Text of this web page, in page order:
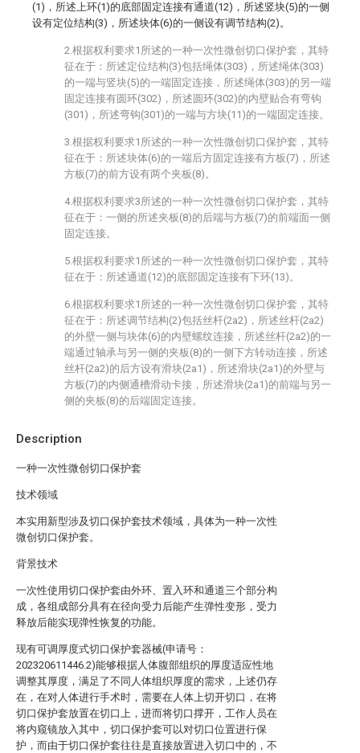
Description
一种一次性微创切口保护套
技术领域
本实用新型涉及切口保护套技术领域，具体为一种一次性
微创切口保护套。
背景技术
一次性使用切口保护套由外环、置入环和通道三个部分构
成，各组成部分具有在径向受力后能产生弹性变形，受力
释放后能实现弹性恢复的功能。
现有可调厚度式切口保护套器械(申请号：
202320611446.2)能够根据人体腹部组织的厚度适应性地
调整其厚度，满足了不同人体组织厚度的需求，上述仍存
在，在对人体进行手术时，需要在人体上切开切口，在将
切口保护套放置在切口上，进而将切口撑开，工作人员在
将内窥镜放入其中，切口保护套可以对切口位置进行保
护，而由于切口保护套往往是直接放置进入切口中的，不
(1)，所述上环(1)的底部固定连接有通道(12)，所述竖块(5)的一侧
设有定位结构(3)，所述块体(6)的一侧设有调节结构(2)。
2.根据权利要求1所述的一种一次性微创切口保护套，其特
征在于：所述定位结构(3)包括绳体(303)，所述绳体(303)
的一端与竖块(5)的一端固定连接，所述绳体(303)的另一端
固定连接有圆环(302)，所述圆环(302)的内壁贴合有弯钩
(301)，所述弯钩(301)的一端与方块(11)的一端固定连接。
3.根据权利要求1所述的一种一次性微创切口保护套，其特
征在于：所述块体(6)的一端后方固定连接有方板(7)，所述
方板(7)的前方设有两个夹板(8)。
4.根据权利要求3所述的一种一次性微创切口保护套，其特
征在于：一侧的所述夹板(8)的后端与方板(7)的前端面一侧
固定连接。
5.根据权利要求1所述的一种一次性微创切口保护套，其特
征在于：所述通道(12)的底部固定连接有下环(13)。
6.根据权利要求1所述的一种一次性微创切口保护套，其特
征在于：所述调节结构(2)包括丝杆(2a2)，所述丝杆(2a2)
的外壁一侧与块体(6)的内壁螺纹连接，所述丝杆(2a2)的一
端通过轴承与另一侧的夹板(8)的一侧下方转动连接，所述
丝杆(2a2)的后方设有滑块(2a1)，所述滑块(2a1)的外壁与
方板(7)的内侧通槽滑动卡接，所述滑块(2a1)的前端与另一
侧的夹板(8)的后端固定连接。